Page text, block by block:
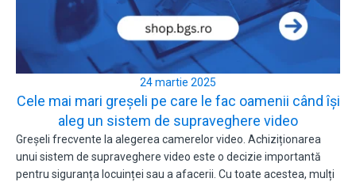
24 martie 2025
Cele mai mari greșeli pe care le fac oamenii când își
aleg un sistem de supraveghere video
Greșeli frecvente la alegerea camerelor video. Achiziționarea
unui sistem de supraveghere video este o decizie importantă
pentru siguranța locuinței sau a afacerii. Cu toate acestea, mulți